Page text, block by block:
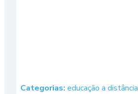
Categorias: educação a distância